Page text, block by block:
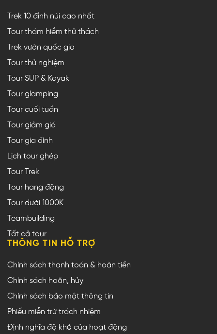
Trek 10 đỉnh núi cao nhất
Tour thám hiểm thử thách
Trek vườn quốc gia
Tour thử nghiệm
Tour SUP & Kayak
Tour glamping
Tour cuối tuần
Tour giảm giá
Tour gia đình
Lịch tour ghép
Tour Trek
Tour hang động
Tour dưới 1000K
Teambuilding
Tất cả tour
THÔNG TIN HỖ TRỢ
Chính sách thanh toán & hoàn tiền
Chính sách hoãn, hủy
Chính sách bảo mật thông tin
Phiếu miễn trừ trách nhiệm
Định nghĩa độ khó của hoạt động